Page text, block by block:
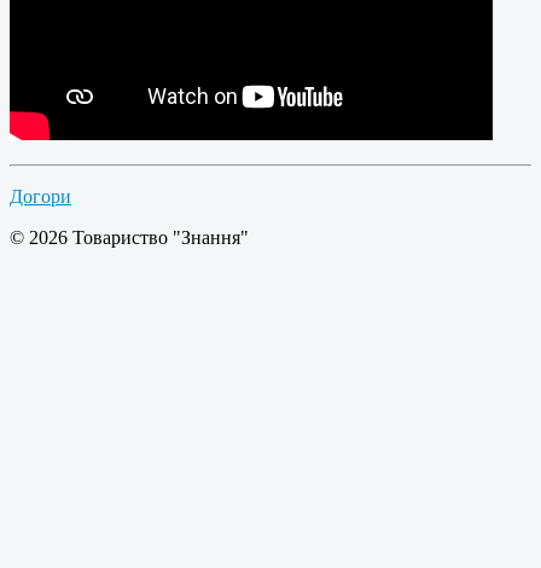
Догори
© 2026 Товариство "Знання"